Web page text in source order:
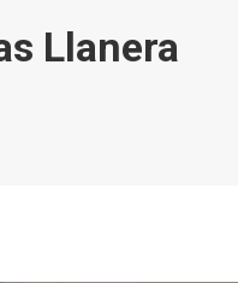
Llanera